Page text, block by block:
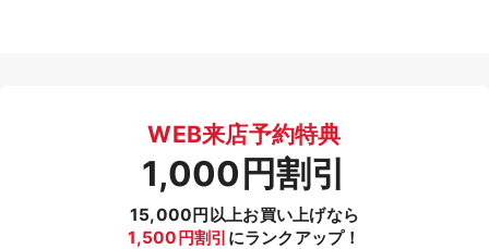
WEB来店予約特典
1,000円割引
15,000円以上お買い上げなら
1,500円割引 にランクアップ！